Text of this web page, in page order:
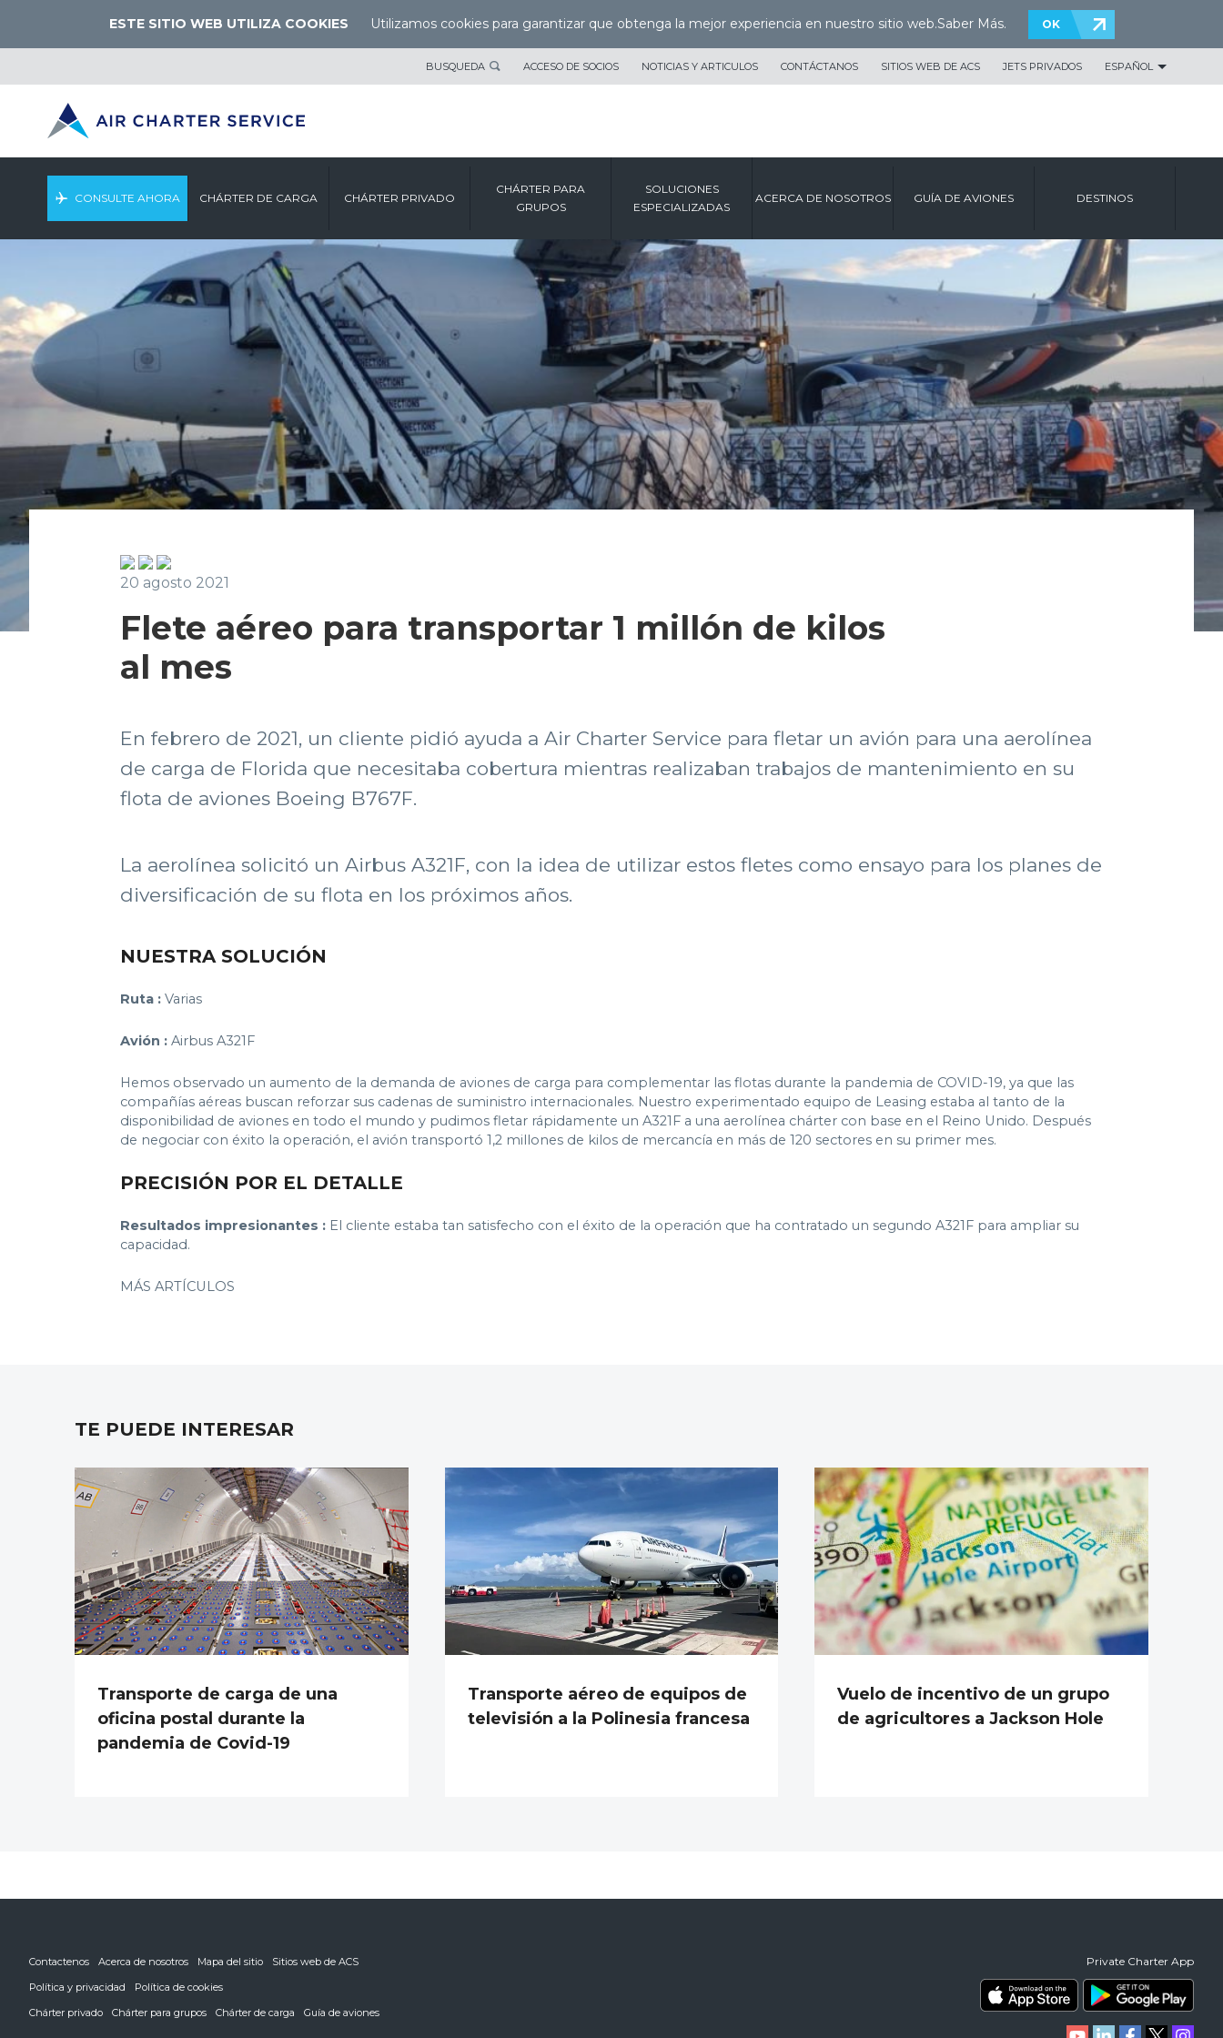
ESTE SITIO WEB UTILIZA COOKIES Utilizamos cookies para garantizar que obtenga la mejor experiencia en nuestro sitio web.Saber Más. OK
BUSQUEDA ACCESO DE SOCIOS NOTICIAS Y ARTICULOS CONTÁCTANOS SITIOS WEB DE ACS JETS PRIVADOS ESPAÑOL
CONSULTE AHORA CHÁRTER DE CARGA CHÁRTER PRIVADO
CHÁRTER PARA
GRUPOS
SOLUCIONES
ESPECIALIZADAS
ACERCA DE NOSOTROS GUÍA DE AVIONES DESTINOS
20 agosto 2021
Flete aéreo para transportar 1 millón de kilos
al mes
En febrero de 2021, un cliente pidió ayuda a Air Charter Service para fletar un avión para una aerolínea
de carga de Florida que necesitaba cobertura mientras realizaban trabajos de mantenimiento en su
flota de aviones Boeing B767F.
La aerolínea solicitó un Airbus A321F, con la idea de utilizar estos fletes como ensayo para los planes de
diversificación de su flota en los próximos años.
NUESTRA SOLUCIÓN
Ruta : Varias
Avión : Airbus A321F
Hemos observado un aumento de la demanda de aviones de carga para complementar las flotas durante la pandemia de COVID-19, ya que las
compañías aéreas buscan reforzar sus cadenas de suministro internacionales. Nuestro experimentado equipo de Leasing estaba al tanto de la
disponibilidad de aviones en todo el mundo y pudimos fletar rápidamente un A321F a una aerolínea chárter con base en el Reino Unido. Después
de negociar con éxito la operación, el avión transportó 1,2 millones de kilos de mercancía en más de 120 sectores en su primer mes.
PRECISIÓN POR EL DETALLE
Resultados impresionantes : El cliente estaba tan satisfecho con el éxito de la operación que ha contratado un segundo A321F para ampliar su
capacidad.
MÁS ARTÍCULOS
TE PUEDE INTERESAR
Transporte de carga de una
oficina postal durante la
pandemia de Covid-19
Transporte aéreo de equipos de
televisión a la Polinesia francesa
Vuelo de incentivo de un grupo
de agricultores a Jackson Hole
Contactenos Acerca de nosotros Mapa del sitio
Sitios web de ACS
Política y privacidad
Política de cookies
Chárter privado
Chárter para grupos Chárter de carga Guía de aviones
Private Charter App